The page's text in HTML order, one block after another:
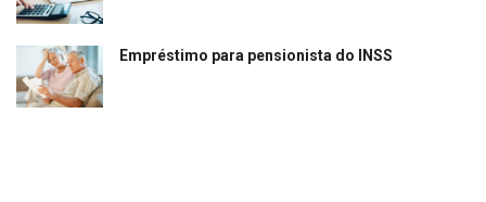
Empréstimo para pensionista do INSS